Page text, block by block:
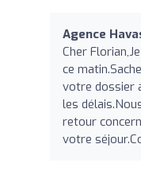
Agence
Cher
ce
votre dossier
les
retour
votre